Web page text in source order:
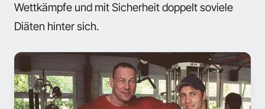
Wettkämpfe und mit Sicherheit doppelt soviele
Diäten hinter sich.